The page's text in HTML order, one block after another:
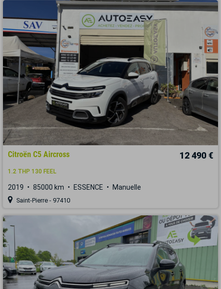
Citroën C5 Aircross 12 490 €
1.2 THP 130 FEEL
2019 85000 km ESSENCE Manuelle
Saint-Pierre - 97410